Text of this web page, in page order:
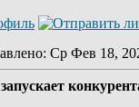
: Ср Фев 18,